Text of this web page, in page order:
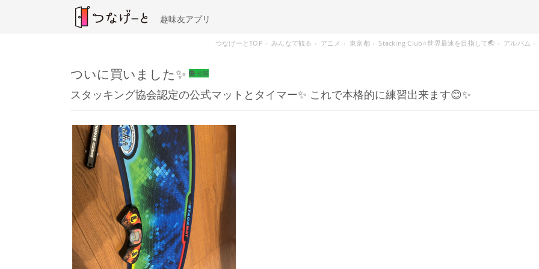
趣味友アプリ
つなげーとTOP みんなで観る アニメ 東京都 Stacking Club⭐️世界最速を目指して🌏 アルバム
ついに買いました✨ 公開
スタッキング協会認定の公式マットとタイマー✨ これで本格的に練習出来ます😊✨